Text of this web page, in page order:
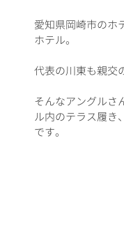
愛知県岡崎市のホ
ホテル。
代表の川東も親交
そんなアングルさ
ル内のテラス履き
です。